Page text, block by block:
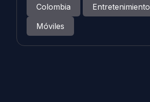
Colombia Entretenimiento
Móviles